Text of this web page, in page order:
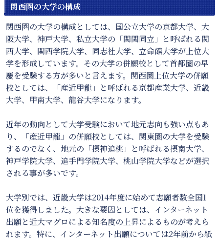
関西圏の大学の構成
関西圏の大学の構成としては、国公立大学の京都大学、大
阪大学、神戸大学、私立大学の「関関同立」と呼ばれる関
西大学、関西学院大学、同志社大学、立命館大学が上位大
学を形成しています。その大学の併願校として首都圏の早
慶を受験する方が多いと言えます。関西圏上位大学の併願
校としては、「産近甲龍」と呼ばれる京都産業大学、近畿
大学、甲南大学、龍谷大学になります。
近年の動向として大学受験において地元志向も強い点もあ
り、「産近甲龍」の併願校としては、関東圏の大学を受験
するのでなく、地元の「摂神追桃」と呼ばれる摂南大学、
神戸学院大学、追手門学院大学、桃山学院大学などが選択
される事が多いです。
大学別では、近畿大学は2014年度に始めて志願者数全国1
位を獲得しました。大きな要因としては、インターネット
出願と近大マグロによる知名度の上昇によるものが考えら
れます。特に、インターネット出願については2年前から紙